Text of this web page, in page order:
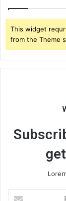
This widget
from the Theme